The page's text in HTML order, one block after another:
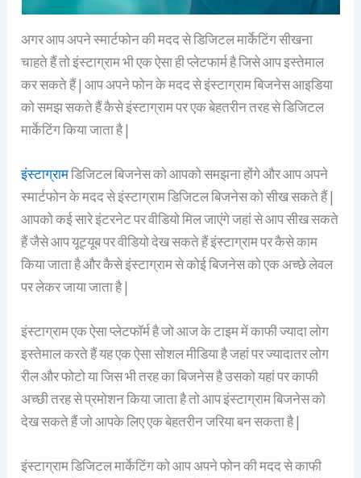
अगर आप अपने स्मार्टफोन की मदद से डिजिटल मार्केटिंग सीखना
चाहते हैं तो इंस्टाग्राम भी एक ऐसा ही प्लेटफार्म है जिसे आप इस्तेमाल
कर सकते हैं | आप अपने फोन के मदद से इंस्टाग्राम बिजनेस आइडिया
को समझ सकते हैं कैसे इंस्टाग्राम पर एक बेहतरीन तरह से डिजिटल
मार्केटिंग किया जाता है |
इंस्टाग्रामडिजिटल बिजनेस को आपको समझना होंगे और आप अपने
स्मार्टफोन के मदद से इंस्टाग्राम डिजिटल बिजनेस को सीख सकते हैं |
आपको कई सारे इंटरनेट पर वीडियो मिल जाएंगे जहां से आप सीख सकते
हैं जैसे आप यूट्यूब पर वीडियो देख सकते हैं इंस्टाग्राम पर कैसे काम
किया जाता है और कैसे इंस्टाग्राम से कोई बिजनेस को एक अच्छे लेवल
पर लेकर जाया जाता है |
इंस्टाग्राम एक ऐसा प्लेटफॉर्म है जो आज के टाइम में काफी ज्यादा लोग
इस्तेमाल करते हैं यह एक ऐसा सोशल मीडिया है जहां पर ज्यादातर लोग
रील और फोटो या जिस भी तरह का बिजनेस है उसको यहां पर काफी
अच्छी तरह से प्रमोशन किया जाता है तो आप इंस्टाग्राम बिजनेस को
देख सकते हैं जो आपके लिए एक बेहतरीन जरिया बन सकता है |
इंस्टाग्राम डिजिटल मार्केटिंग को आप अपने फोन की मदद से काफी